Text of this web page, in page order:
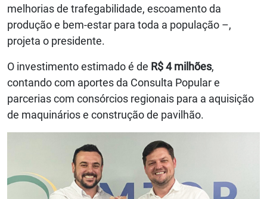
melhorias de trafegabilidade, escoamento da
produção e bem-estar para toda a população –,
projeta o presidente.
O investimento estimado é de R$ 4 milhões,
contando com aportes da Consulta Popular e
parcerias com consórcios regionais para a aquisição
de maquinários e construção de pavilhão.